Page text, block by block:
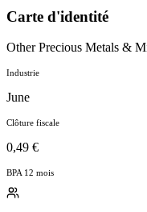
Carte d'identité
Other Precious Metals &
Industrie
June
Clôture fiscale
0,49 €
BPA 12 mois